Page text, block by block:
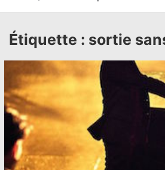
t
Étiquette : sortie